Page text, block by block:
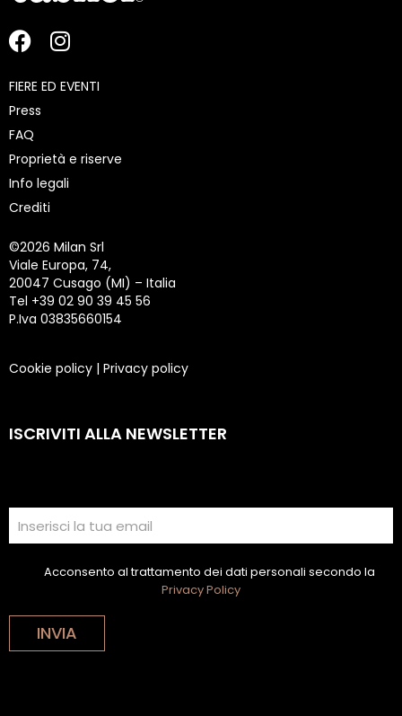
FIERE ED EVENTI
Press
FAQ
Proprietà e riserve
Info legali
Crediti
©2026 Milan Srl
Viale Europa, 74,
20047 Cusago (MI) – Italia
Tel +39 02 90 39 45 56
P.Iva 03835660154
Cookie policy | Privacy policy
ISCRIVITI ALLA NEWSLETTER
Acconsento al trattamento dei dati personali secondo la
Privacy Policy
INVIA